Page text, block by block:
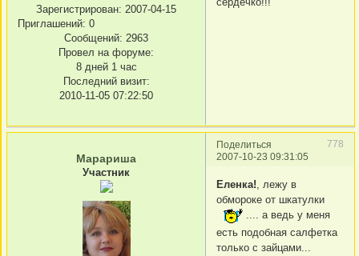
Зарегистрирован: 2007-04-15
Приглашений: 0
Сообщений: 2963
Провел на форуме:
8 дней 1 час
Последний визит:
2010-11-05 07:22:50
Поделиться
778
2007-10-23 09:31:05
Марариша
Участник
Еленка!, лежу в
обмороке от шкатулки
.... а ведь у меня
есть подобная салфетка
только с зайцами...